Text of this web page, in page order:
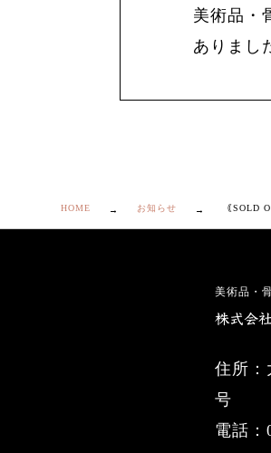
美術品・
ありまし
HOME お知らせ
美術品・
住所：
号
電話：